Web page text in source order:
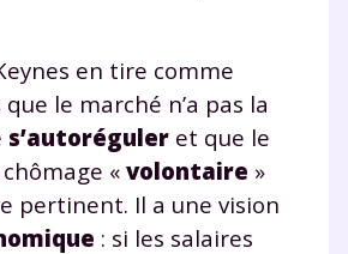
en tire comme
le marché n’a pas la
s’autoréguler et que le
« volontaire »
pertinent. Il a une vision
: si les salaires